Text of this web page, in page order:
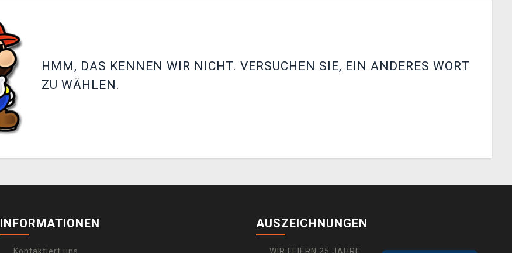
HMM, DAS KENNEN WIR NICHT. VERSUCHEN SIE, EIN ANDERES WORT
ZU WÄHLEN.
INFORMATIONEN AUSZEICHNUNGEN